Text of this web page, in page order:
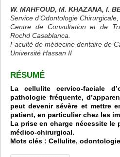
W. MAHFOUD, M. KHAZANA, I.
Service d’Odontologie Chirurgicale,
Centre de Consultation et de
Rochd Casablanca.
Faculté de médecine dentaire de
Université Hassan II
RÉSUMÉ
La cellulite cervico-faciale
pathologie fréquente,
peut devenir sévère et mettre
patient, en particulier chez les
La prise en charge nécessite le
médico-chirurgical.
Mots clés : Cellulite,